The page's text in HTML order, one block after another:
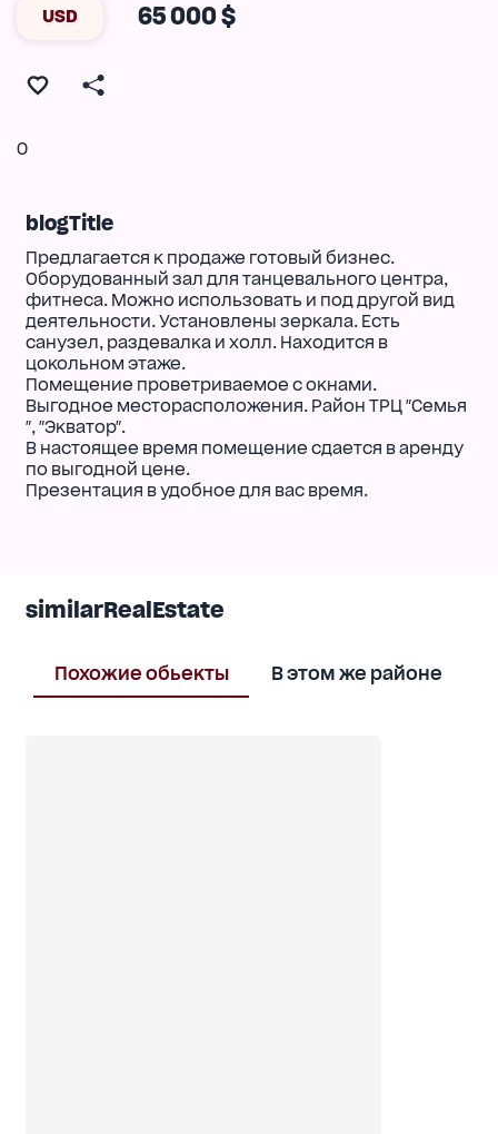
USD 65 000 $
0
blogTitle
Предлагается к продаже готовый бизнес.
Оборудованный зал для танцевального центра,
фитнеса. Можно использовать и под другой вид
деятельности. Установлены зеркала. Есть
санузел, раздевалка и холл. Находится в
цокольном этаже.
Помещение проветриваемое с окнами.
Выгодное месторасположения. Район ТРЦ "Семья
", "Экватор".
В настоящее время помещение сдается в аренду
по выгодной цене.
Презентация в удобное для вас время.
similarRealEstate
Похожие обьекты В этом же районе